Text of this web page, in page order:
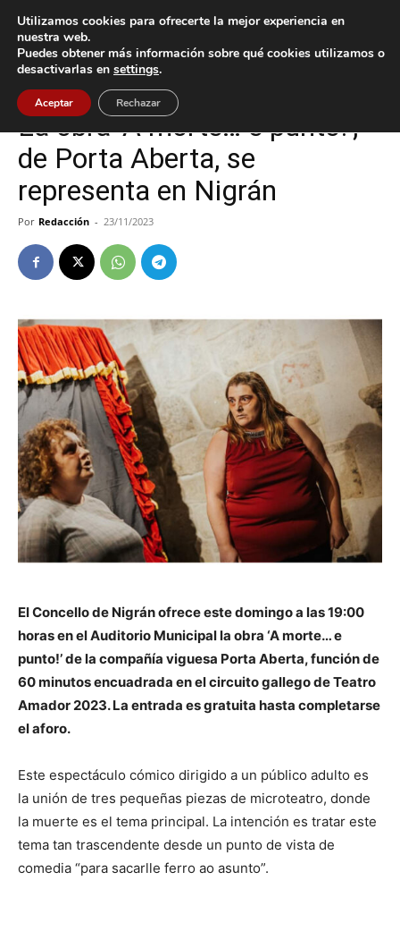
Inicio Cultura / Ocio
Cultura / Ocio Nigrán
La obra ‘A morte… e punto!’,
de Porta Aberta, se
representa en Nigrán
Por Redacción - 23/11/2023
El Concello de Nigrán ofrece este domingo a las 19:00
horas en el Auditorio Municipal la obra ‘A morte… e
punto!’ de la compañía viguesa Porta Aberta, función de
60 minutos encuadrada en el circuito gallego de Teatro
Amador 2023. La entrada es gratuita hasta completarse
el aforo.
Este espectáculo cómico dirigido a un público adulto es
la unión de tres pequeñas piezas de microteatro, donde
la muerte es el tema principal. La intención es tratar este
tema tan trascendente desde un punto de vista de
comedia “para sacarlle ferro ao asunto”.
Utilizamos cookies para ofrecerte la mejor experiencia en
nuestra web.
Puedes obtener más información sobre qué cookies utilizamos o
desactivarlas en settings.
Aceptar Rechazar